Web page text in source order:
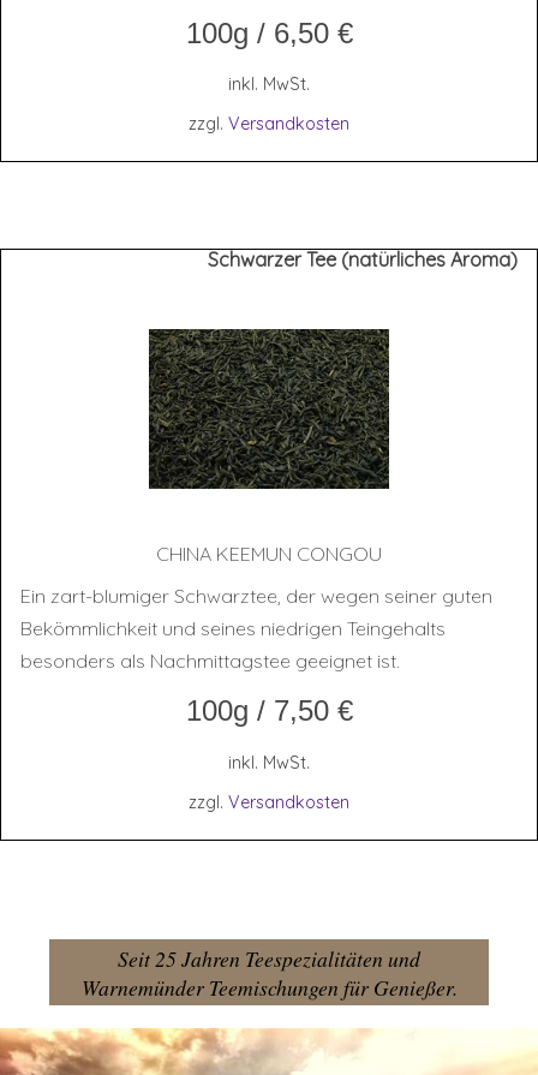
100g / 6,50 €
inkl. MwSt.
zzgl. Versandkosten
Schwarzer Tee (natürliches Aroma)
CHI­NA KEE­MUN CONGOU
Ein zart-blumiger Schwarztee, der wegen seiner guten
Bekömmlichkeit und seines niedrigen Teingehalts
besonders als Nachmittagstee geeignet ist.
100g / 7,50 €
inkl. MwSt.
zzgl. Versandkosten
Seit 25 Jahren Teespezialitäten und
Warnemünder Teemischungen für Genießer.